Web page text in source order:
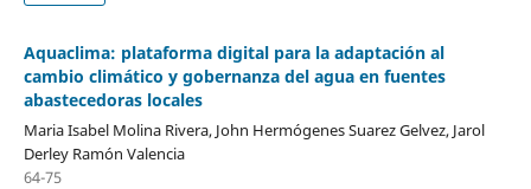
Aquaclima: plataforma digital para la adaptación al
cambio climático y gobernanza del agua en fuentes
abastecedoras locales
Maria Isabel Molina Rivera, John Hermógenes Suarez Gelvez, Jarol
Derley Ramón Valencia
64-75